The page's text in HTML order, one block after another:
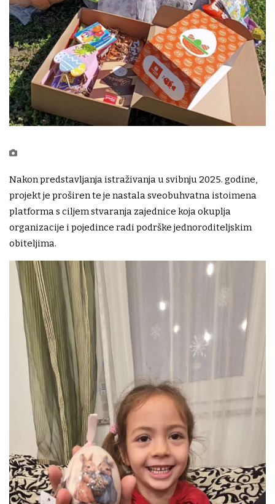
Nakon predstavljanja istraživanja u svibnju 2025. godine,
projekt je proširen te je nastala sveobuhvatna istoimena
platforma s ciljem stvaranja zajednice koja okuplja
organizacije i pojedince radi podrške jednoroditeljskim
obiteljima.